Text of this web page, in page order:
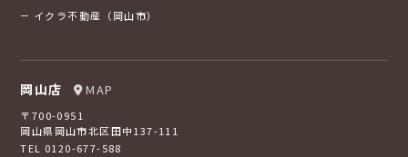
イクラ不動産（岡山市）
岡山店 MAP
〒700-0951
岡山県岡山市北区田中137-111
TEL 0120-677-588